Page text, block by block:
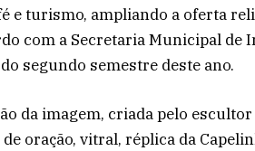
e turismo, ampliando a oferta
com a Secretaria Municipal
segundo semestre deste ano.
da imagem, criada pelo
oração, vitral, réplica da